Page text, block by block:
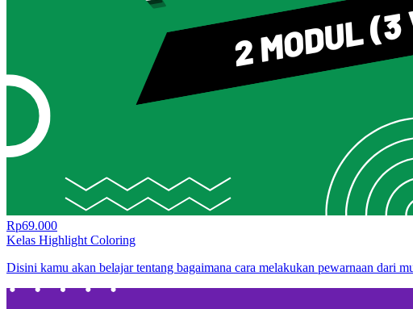
Rp69.000
Kelas Highlight Coloring
Disini kamu akan belajar tentang bagaimana cara melakukan pewarnaan dari